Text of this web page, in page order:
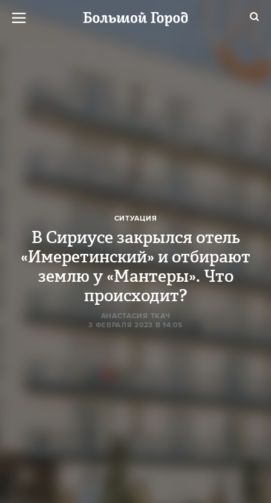
СИТУАЦИЯ
В Сириусе закрылся отель
«Имеретинский» и отбирают
землю у «Мантеры». Что
происходит?
АНАСТАСИЯ ТКАЧ
3 ФЕВРАЛЯ 2023 В 14:05